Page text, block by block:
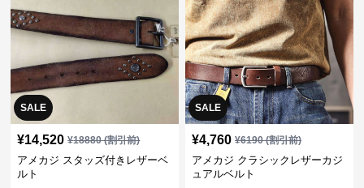
SALE
¥14,520 ¥18880(割引前)
アメカジ スタッズ付きレザーベ
ルト
SALE
¥4,760 ¥6190(割引前)
アメカジ クラシックレザーカジ
ュアルベルト